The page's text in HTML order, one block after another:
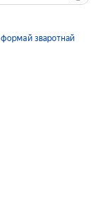
формай зваротнай